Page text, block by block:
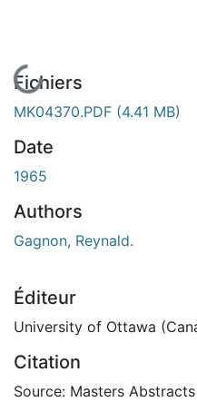
En cours de chargement...
Fichiers
MK04370.PDF (4.41 MB)
Date
1965
Authors
Gagnon, Reynald.
Éditeur
University of Ottawa
Citation
Source: Masters